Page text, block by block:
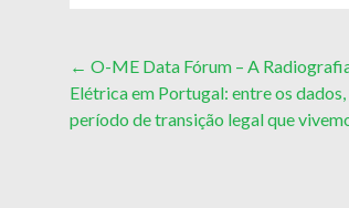
Post
navigation
← O-ME Data Fórum – A
Elétrica em Portugal: entre os dados,
período de transição legal que